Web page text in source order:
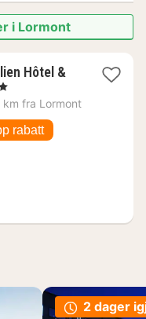
i Lormont
Hôtel &
km fra Lormont
rabatt
2 dager